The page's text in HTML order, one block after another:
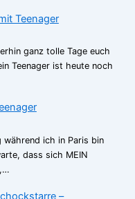
Teenager
ganz tolle Tage euch
Teenager ist heute noch
während ich in Paris bin
dass sich MEIN
–